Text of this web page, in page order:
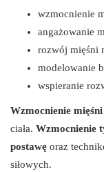
wzmocnienie
angażowanie
rozwój mięśni
modelowanie
wspieranie
Wzmocnienie
ciała. Wzmocnienie
postawę oraz
siłowych.